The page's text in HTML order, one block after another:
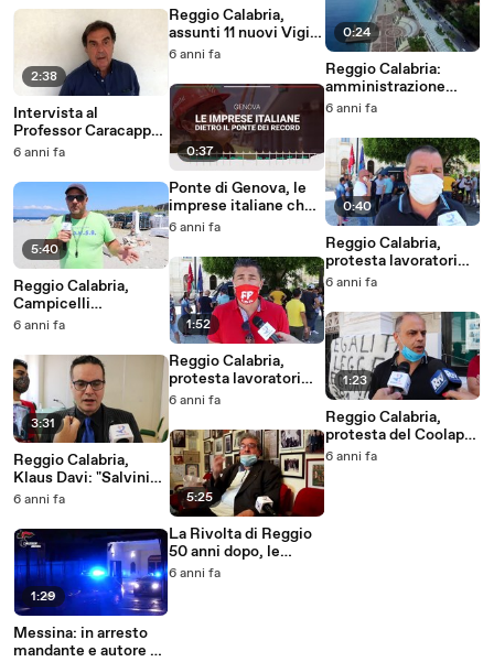
le immagini
2:38
Intervista al
Professor Caracappa,
Direttore dell'OVUD,
Centro di Primo
Soccorso per le
tartarughe marine di
M
6 anni fa
5:40
Reggio Calabria,
Campicelli
(CupidOrganization):
Sorgente, ora
chiediamo aiuto alle
Istituzioni"
6 anni fa
3:31
Reggio Calabria,
Klaus Davi: "Salvini
citofona ai tunisini, io
Spero nel voto
disgiunto"
6 anni fa
1:29
Messina: in arresto
mandante e autore di
Reggio Calabria,
assunti 11 nuovi Vigili:
intervista al
Polizia Municipale,
Salvatore Zucco
6 anni fa
0:37
Ponte di Genova, le
imprese italiane che
hanno contribuito alla
dell'opera dei record
6 anni fa
1:52
Reggio Calabria,
protesta lavoratori
AVR: intervista al
CGIL Francesco
Callea
6 anni fa
5:25
La Rivolta di Reggio
50 anni dopo, le
parole di Natino Aloi:
6 anni fa
0:24
Reggio Calabria:
amministrazione
giudiziaria per
settore delle
costruzioni edili e
stradali
6 anni fa
0:40
Reggio Calabria,
protesta lavoratori
AVR: intervista al
trasporti Calabria
Domenico Lombardo
6 anni fa
1:23
Reggio Calabria,
protesta del Coolap
contro lâ€™Asp: le
6 anni fa